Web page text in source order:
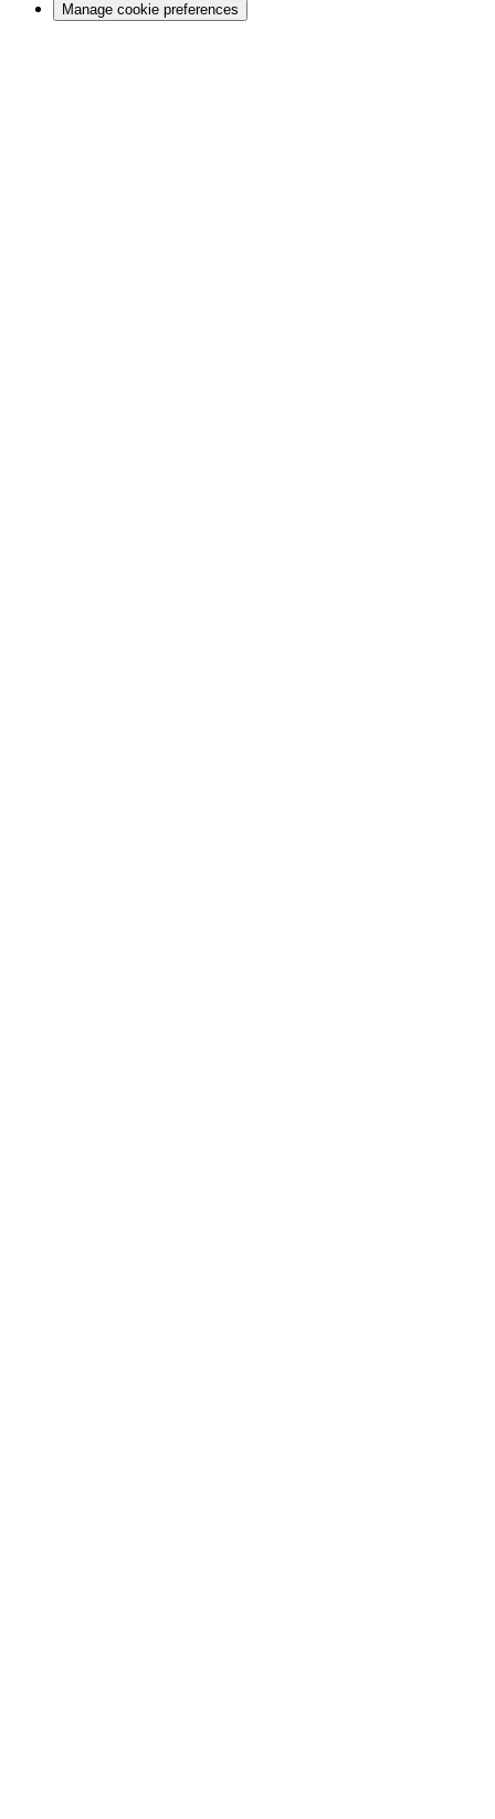
Manage cookie preferences